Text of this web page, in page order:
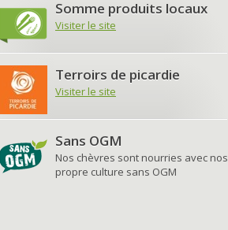
Somme produits locaux
Visiter le site
Terroirs de picardie
Visiter le site
Sans OGM
Nos chèvres sont nourries avec nos
propre culture sans OGM